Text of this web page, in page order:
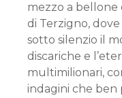
mezzo a bellone
di Terzigno,
sotto silenzio il
discariche e
multimilionari,
indagini che ben